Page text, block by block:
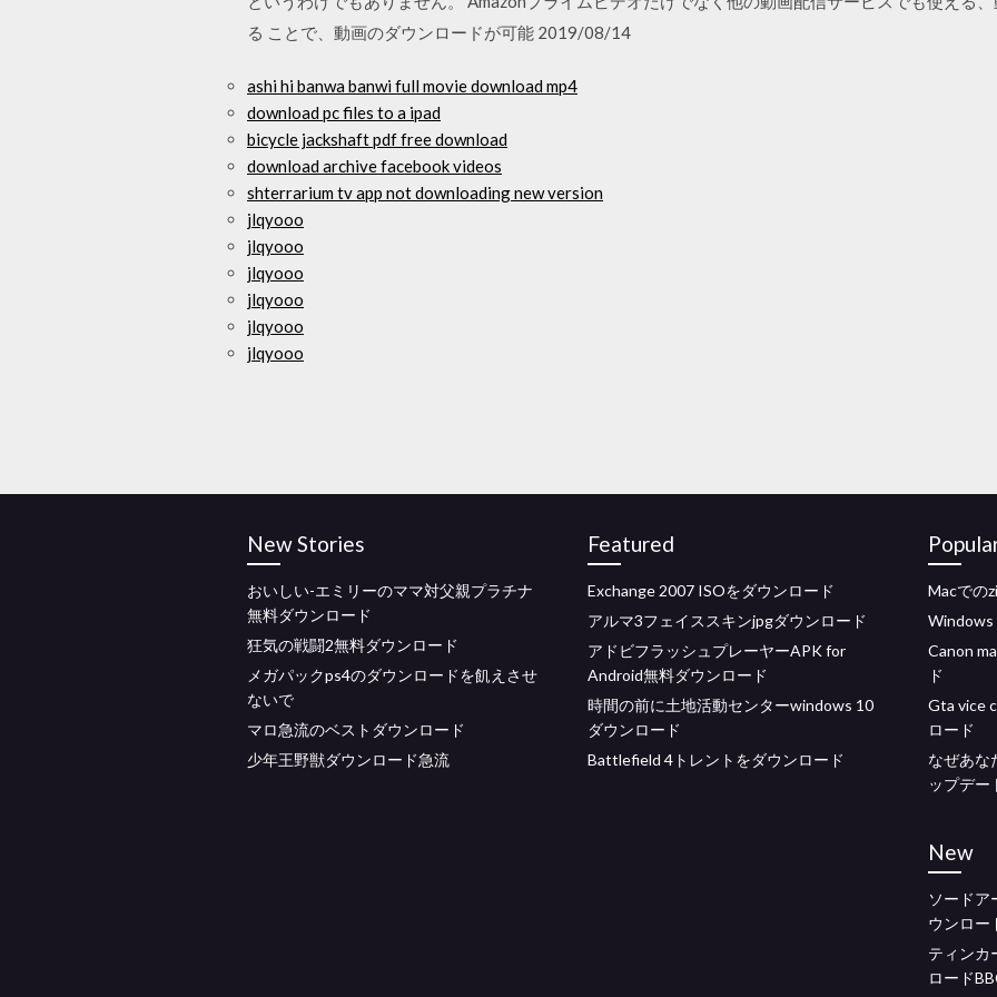
る ことで、動画のダウンロードが可能 2019/08/14
ashi hi banwa banwi full movie download mp4
download pc files to a ipad
bicycle jackshaft pdf free download
download archive facebook videos
shterrarium tv app not downloading new version
jlqyooo
jlqyooo
jlqyooo
jlqyooo
jlqyooo
jlqyooo
New Stories
おいしい-エミリーのママ対父親プラチナ
無料ダウンロード
狂気の戦闘2無料ダウンロード
メガパックps4のダウンロードを飢えさせ
ないで
マロ急流のベストダウンロード
少年王野獣ダウンロード急流
Featured
Exchange 2007 ISOをダウンロード
アルマ3フェイススキンjpgダウンロード
アドビフラッシュプレーヤーAPK for
Android無料ダウンロード
時間の前に土地活動センターwindows 10
ダウンロード
Battlefield 4トレントをダウンロード
Macでの
Windows
Canon
ド
Gta vice
ロード
なぜあな
ップデー
New
ソードア
ウンロー
ティンカ
ロード